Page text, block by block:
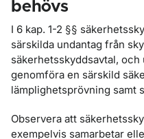
behövs
I 6 kap. 1-2 §§
särskilda undantag från
säkerhetsskyddsavtal,
genomföra en särskild
lämplighetsprövning samt
Observera att
exempelvis samarbetar